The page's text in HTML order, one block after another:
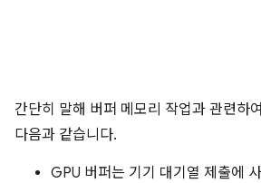
간단히 말해 버퍼 메모리 작업과 관련하
다음과 같습니다.
GPU 버퍼는 기기 대기열 제출에